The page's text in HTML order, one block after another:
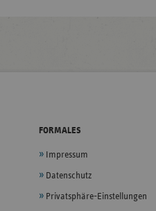
FORMALES
Impressum
Datenschutz
Privatsphäre-Einstellungen